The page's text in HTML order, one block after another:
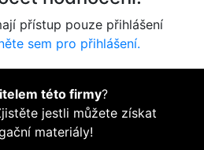
přístup pouze přihlášení
sem pro přihlášení.
této firmy?
jestli můžete získat
materiály!